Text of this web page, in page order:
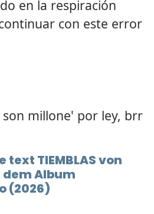
en la respiración
con este error
son millone' por ley, brr
TIEMBLAS von
dem Album
(2026)